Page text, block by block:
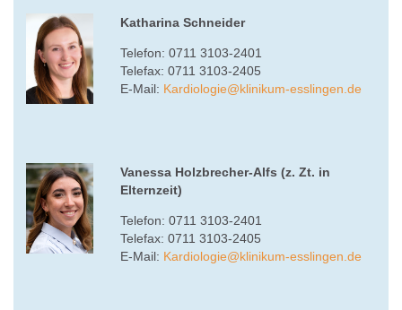
Katharina Schneider
Telefon: 0711 3103-2401
Telefax: 0711 3103-2405
E-Mail: Kardiologie@klinikum-esslingen.de
Vanessa Holzbrecher-Alfs (z. Zt. in
Elternzeit)
Telefon: 0711 3103-2401
Telefax: 0711 3103-2405
E-Mail: Kardiologie@klinikum-esslingen.de